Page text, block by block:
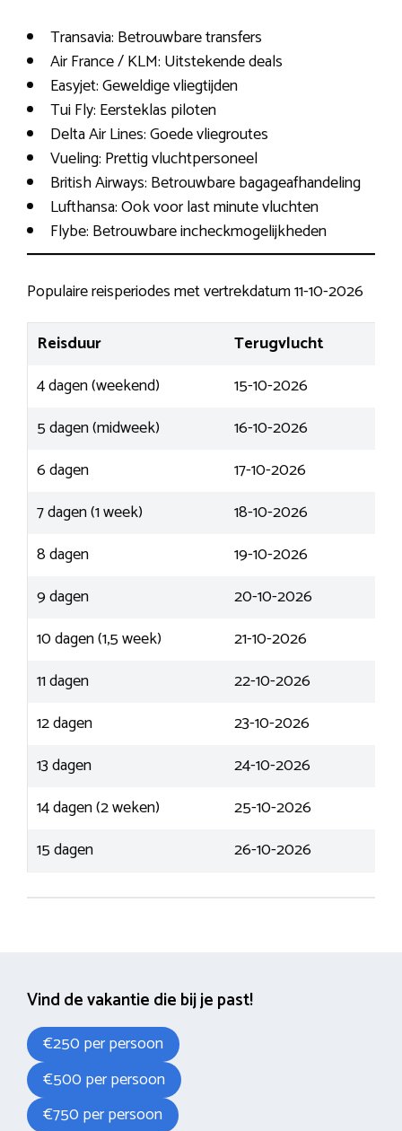
Transavia: Betrouwbare transfers
Air France / KLM: Uitstekende deals
Easyjet: Geweldige vliegtijden
Tui Fly: Eersteklas piloten
Delta Air Lines: Goede vliegroutes
Vueling: Prettig vluchtpersoneel
British Airways: Betrouwbare bagageafhandeling
Lufthansa: Ook voor last minute vluchten
Flybe: Betrouwbare incheckmogelijkheden
Populaire reisperiodes met vertrekdatum 11-10-2026
Reisduur
Terugvlucht
4 dagen (weekend)
15-10-2026
5 dagen (midweek)
16-10-2026
6 dagen
17-10-2026
7 dagen (1 week)
18-10-2026
8 dagen
19-10-2026
9 dagen
20-10-2026
10 dagen (1,5 week)
21-10-2026
11 dagen
22-10-2026
12 dagen
23-10-2026
13 dagen
24-10-2026
14 dagen (2 weken)
25-10-2026
15 dagen
26-10-2026
Vind de vakantie die bij je past!
€250 per persoon
€500 per persoon
€750 per persoon